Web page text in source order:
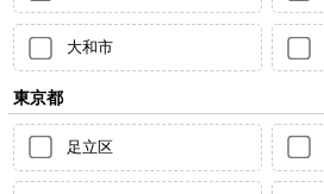
大和市
東京都
足立区